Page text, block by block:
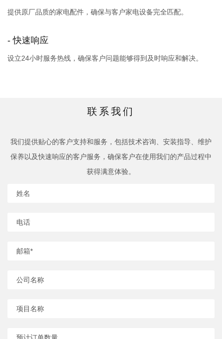
提供原厂品质的家电配件，确保与客户家电设备完全匹配。
- 快速响应
设立24小时服务热线，确保客户问题能够得到及时响应和解决。
联系我们
我们提供贴心的客户支持和服务，包括技术咨询、安装指导、维护
保养以及快速响应的客户服务，确保客户在使用我们的产品过程中
获得满意体验。